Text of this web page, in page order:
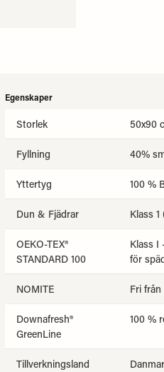
Egenskaper
Storlek 50x90
Fyllning 40%
Yttertyg 100 %
Dun & Fjädrar Klass
OEKO-TEX®
STANDARD 100
Klass I
för
NOMITE Fri
Downafresh®
GreenLine
100 %
Tillverkningsland